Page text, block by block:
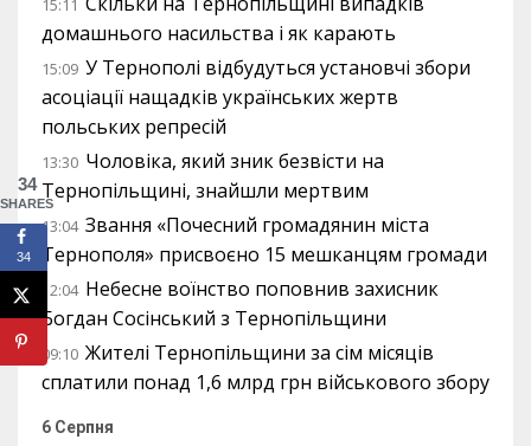
15:11
домашнього насильства і як карають
15:09 У Тернополі відбудуться установчі збори
асоціації нащадків українських жертв
польських репресій
13:30 Чоловіка, який зник безвісти на
Тернопільщині, знайшли мертвим
13:04 Звання «Почесний громадянин міста
Тернополя» присвоєно 15 мешканцям громади
12:04 Небесне воїнство поповнив захисник
Богдан Сосінський з Тернопільщини
09:10 Жителі Тернопільщини за сім місяців
сплатили понад 1,6 млрд грн військового збору
6 Серпня
34
SHARES
34